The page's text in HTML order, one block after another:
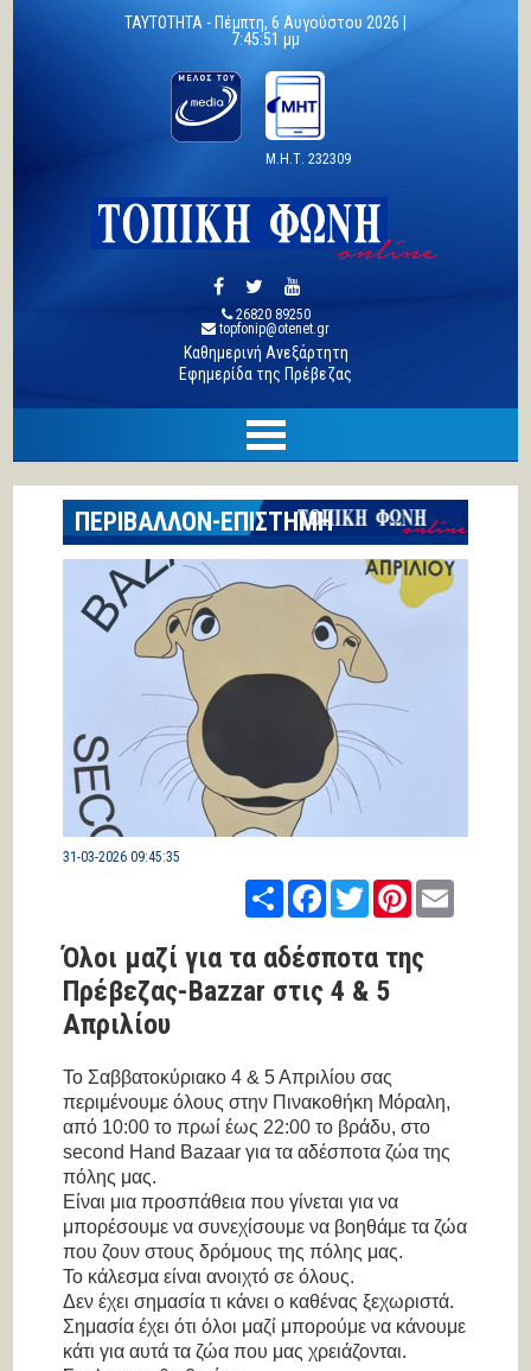
TAYTOTHTA - Πέμπτη, 6 Αυγούστου 2026 |
7:45:52 μμ
Μ.Η.Τ. 232309
26820 89250
topfonip@otenet.gr
Καθημερινή Ανεξάρτητη
Εφημερίδα της Πρέβεζας
ΠΕΡΙΒΑΛΛΟΝ-ΕΠΙΣΤΗΜΗ
31-03-2026 09:45:35
ShareFacebook
TwitterPinterestEmail
Όλοι μαζί για τα αδέσποτα της
Πρέβεζας-Bazzar στις 4 & 5
Απριλίου
Το Σαββατοκύριακο 4 & 5 Απριλίου σας
περιμένουμε όλους στην Πινακοθήκη Μόραλη,
από 10:00 το πρωί έως 22:00 το βράδυ, στο
second Hand Bazaar για τα αδέσποτα ζώα της
πόλης μας.
Είναι μια προσπάθεια που γίνεται για να
μπορέσουμε να συνεχίσουμε να βοηθάμε τα ζώα
που ζουν στους δρόμους της πόλης μας.
Το κάλεσμα είναι ανοιχτό σε όλους.
Δεν έχει σημασία τι κάνει ο καθένας ξεχωριστά.
Σημασία έχει ότι όλοι μαζί μπορούμε να κάνουμε
κάτι για αυτά τα ζώα που μας χρειάζονται.